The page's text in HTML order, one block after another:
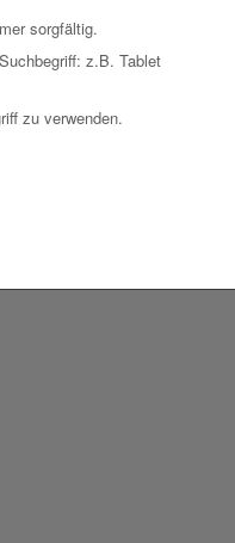
sorgfältig.
z.B. Tablet
zu verwenden.